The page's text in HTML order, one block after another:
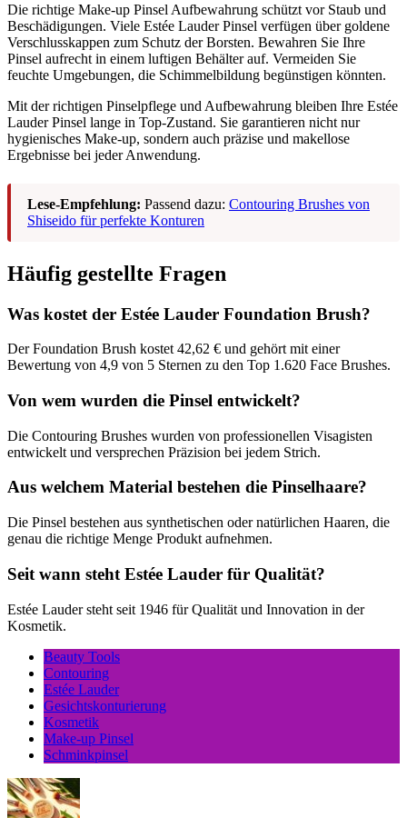
Die richtige Make-up Pinsel Aufbewahrung schützt vor Staub und
Beschädigungen. Viele Estée Lauder Pinsel verfügen über goldene
Verschlusskappen zum Schutz der Borsten. Bewahren Sie Ihre
Pinsel aufrecht in einem luftigen Behälter auf. Vermeiden Sie
feuchte Umgebungen, die Schimmelbildung begünstigen könnten.
Mit der richtigen Pinselpflege und Aufbewahrung bleiben Ihre Estée
Lauder Pinsel lange in Top-Zustand. Sie garantieren nicht nur
hygienisches Make-up, sondern auch präzise und makellose
Ergebnisse bei jeder Anwendung.
Lese-Empfehlung: Passend dazu: Contouring Brushes von
Shiseido für perfekte Konturen
Häufig gestellte Fragen
Was kostet der Estée Lauder Foundation Brush?
Der Foundation Brush kostet 42,62 € und gehört mit einer
Bewertung von 4,9 von 5 Sternen zu den Top 1.620 Face Brushes.
Von wem wurden die Pinsel entwickelt?
Die Contouring Brushes wurden von professionellen Visagisten
entwickelt und versprechen Präzision bei jedem Strich.
Aus welchem Material bestehen die Pinselhaare?
Die Pinsel bestehen aus synthetischen oder natürlichen Haaren, die
genau die richtige Menge Produkt aufnehmen.
Seit wann steht Estée Lauder für Qualität?
Estée Lauder steht seit 1946 für Qualität und Innovation in der
Kosmetik.
Beauty Tools
Contouring
Estée Lauder
Gesichtskonturierung
Kosmetik
Make-up Pinsel
Schminkpinsel